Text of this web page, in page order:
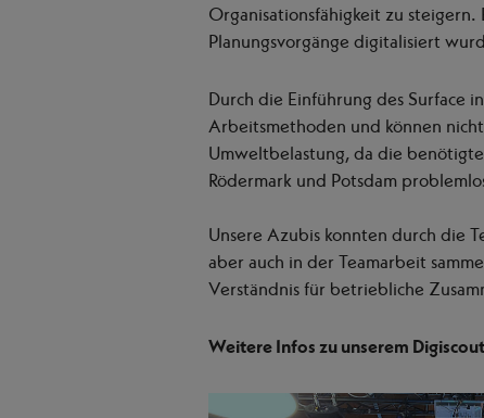
Organisationsfähigkeit zu
Planungsvorgänge digitalisiert
Durch die Einführung des Surface
Arbeitsmethoden und können
Umweltbelastung, da die
Rödermark und Potsdam
Unsere Azubis konnten durch die
aber auch in der Teamarbeit
Verständnis für betriebliche
Weitere Infos zu unserem